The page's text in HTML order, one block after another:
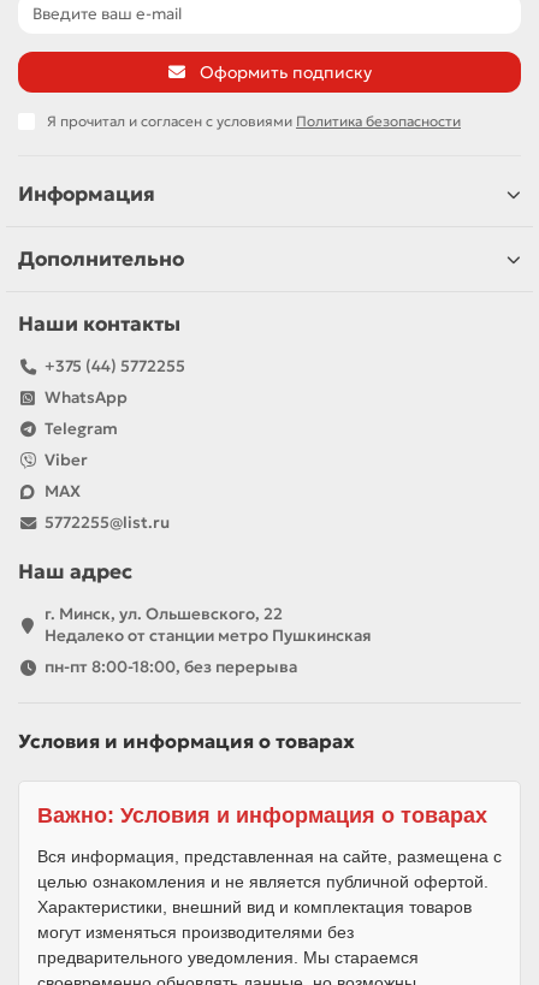
Оформить подписку
Я прочитал и согласен с условиями Политика безопасности
Информация
Дополнительно
Наши контакты
+375 (44) 5772255
WhatsApp
Telegram
Viber
MAX
5772255@list.ru
Наш адрес
г. Минск, ул. Ольшевского, 22
Недалеко от станции метро Пушкинская
пн-пт 8:00-18:00, без перерыва
Условия и информация о товарах
Важно: Условия и информация о товарах
Вся информация, представленная на сайте, размещена с
целью ознакомления и не является публичной офертой.
Характеристики, внешний вид и комплектация товаров
могут изменяться производителями без
предварительного уведомления. Мы стараемся